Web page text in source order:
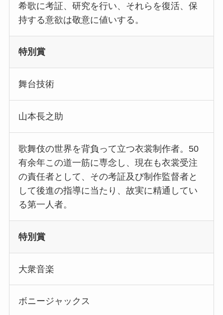
希歌に考証、研究を行い、それらを復活、保
持する意欲は敬意に値いする。
特別賞
舞台技術
山本長之助
歌舞伎の世界を背負って立つ衣裳制作者。50
有余年この道一筋に専念し、現在も衣裳受注
の責任者として、その考証及び制作監督者と
して後進の指導に当たり、故実に精通してい
る第一人者。
特別賞
大衆音楽
ボニージャックス